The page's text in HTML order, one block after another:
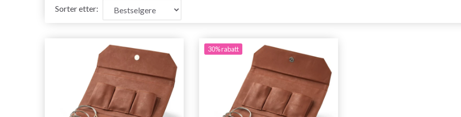
Sorter etter:
30% rabatt